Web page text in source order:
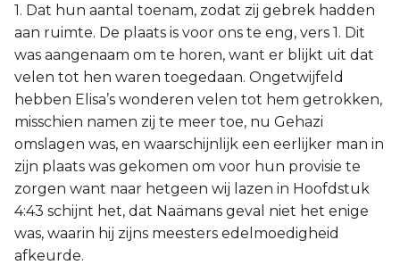
1. Dat hun aantal toenam, zodat zij gebrek hadden
aan ruimte. De plaats is voor ons te eng, vers 1. Dit
was aangenaam om te horen, want er blijkt uit dat
velen tot hen waren toegedaan. Ongetwijfeld
hebben Elisa’s wonderen velen tot hem getrokken,
misschien namen zij te meer toe, nu Gehazi
omslagen was, en waarschijnlijk een eerlijker man in
zijn plaats was gekomen om voor hun provisie te
zorgen want naar hetgeen wij lazen in Hoofdstuk
4:43 schijnt het, dat Naämans geval niet het enige
was, waarin hij zijns meesters edelmoedigheid
afkeurde.